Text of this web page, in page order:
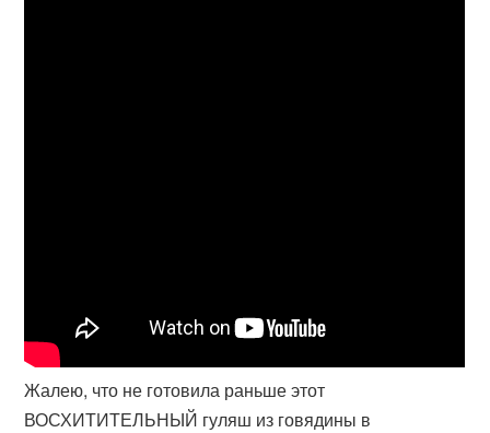
Жалею, что не готовила раньше этот
ВОСХИТИТЕЛЬНЫЙ гуляш из говядины в